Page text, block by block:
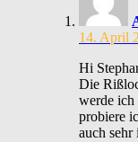
14. April
Hi
Die
werde ich
probiere
auch sehr